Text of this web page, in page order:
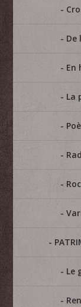
De
En
La
Le